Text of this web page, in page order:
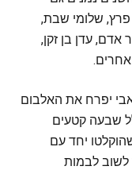
פרץ, שלומי שבת,
אדם, עדן בן זקן,
יפרח את האלבום
שבעה קטעים
שהוקלטו יחד עם
לשוב לבמות